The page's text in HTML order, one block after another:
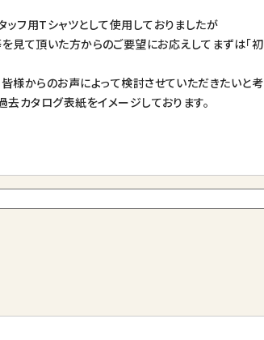
フ用Tシャツとして使用しておりましたが
て頂いた方からのご要望にお応えしてまずは「
様からのお声によって検討させていただきたいと考
去カタログ表紙をイメージしております。
グ表紙
しかねます。